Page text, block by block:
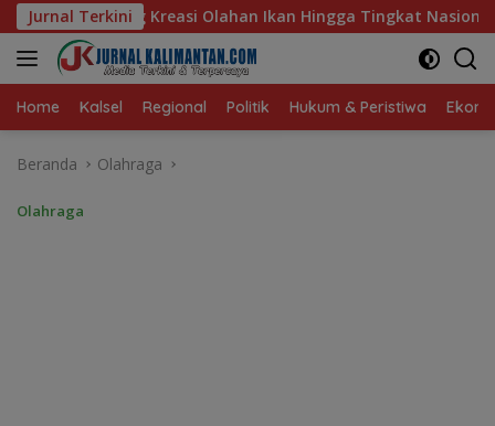
Langsung
ke
konten
Jurnal Terkini
Ikan Hingga Tingkat Nasional Pada Lomba Masak Serba Ikan
Home Kalsel Regional Politik Hukum & Peristiwa
Beranda Olahraga
Olahraga